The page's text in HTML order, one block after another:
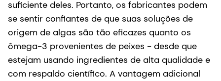
suficiente deles. Portanto, os fabricantes podem
se sentir confiantes de que suas soluções de
origem de algas são tão eficazes quanto os
ômega-3 provenientes de peixes - desde que
estejam usando ingredientes de alta qualidade e
com respaldo científico. A vantagem adicional